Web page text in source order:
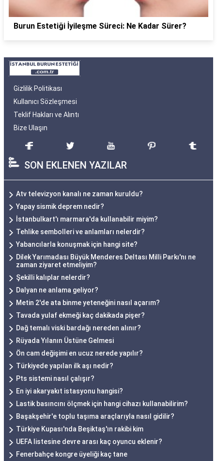
Burun Estetiği İyileşme Süreci: Ne Kadar Sürer?
Gizlilik Politikası
Kullanıcı Sözleşmesi
Teklif Hakları ve Alıntı
Bize Ulaşın
SON EKLENEN YAZILAR
Atv televizyon kanalı ne zaman kuruldu?
Yapay sismik deprem nedir?
İstanbulkart'ı marmara'da kullanabilir miyim?
Tehlike sembolleri ve anlamları nelerdir?
Yabancılarla konuşmak için hangi site?
Dilek Yarımadası Büyük Menderes Deltası Milli Parkı'nı ne
zaman ziyaret etmeliyim?
Şekilli kalıplar nelerdir?
Dalyan ne anlama geliyor?
Metin 2'de ata binme yeteneğini nasıl açarım?
Tavada yulaf ekmeği kaç dakikada pişer?
Dağ temalı viski bardağı nereden alınır?
Rüyada Yılanın Üstüne Gelmesi
Ön cam değişimi en ucuz nerede yapılır?
Türkiyede yapılan ilk aşı nedir?
Pts sistemi nasıl çalışır?
En iyi akaryakıt istasyonu hangisi?
Lastik basıncını ölçmek için hangi cihazı kullanabilirim?
Başakşehir'e toplu taşıma araçlarıyla nasıl gidilir?
Türkiye Kupası'nda Beşiktaş'ın rakibi kim
UEFA listesine devre arası kaç oyuncu eklenir?
Fenerbahçe kongre üyeliği kaç tane